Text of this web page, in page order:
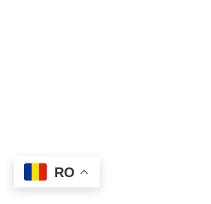
RO